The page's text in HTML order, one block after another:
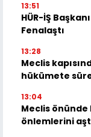
13:51
HÜR-İŞ
Fenalaştı
13:28
Meclis
hükümete
13:04
Meclis
önlemlerini